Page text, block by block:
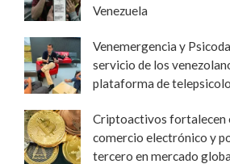
Venezuela
Venemergencia y
servicio de los
plataforma de
Criptoactivos fortalecen
comercio electrónico y
tercero en mercado